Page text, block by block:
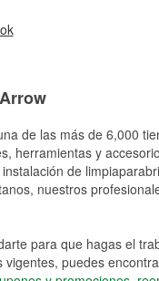
de las más de 6,000
herramientas y
de
nuestros
para que hagas el
vigentes, puedes